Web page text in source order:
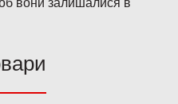
вони залишалися в